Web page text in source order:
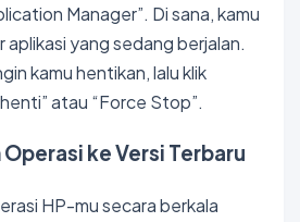
Manager”. Di sana, kamu
yang sedang berjalan.
kamu hentikan, lalu klik
atau “Force Stop”.
ke Versi Terbaru
HP-mu secara berkala